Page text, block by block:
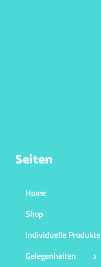
Seiten
Home
Shop
Individuelle Produkte
Gelegenheiten